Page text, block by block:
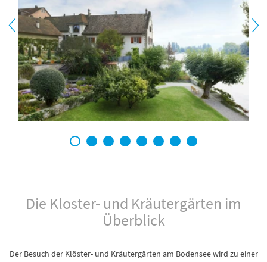
1 2 3 4 5 6 7 8
Die Kloster- und Kräutergärten im
Überblick
Der Besuch der Klöster- und Kräutergärten am Bodensee wird zu einer